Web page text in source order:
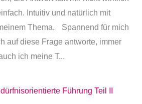
Intuitiv und natürlich mit
Thema. Spannend für mich
auf diese Frage antworte, immer
ich meine T...
Führung Teil II